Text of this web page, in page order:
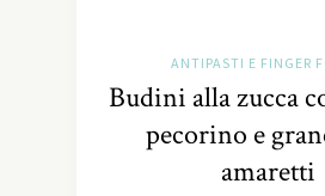
ANTIPASTI E FINGER
Budini alla zucca
pecorino e
amaretti